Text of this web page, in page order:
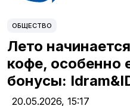
ОБЩЕСТВО
Лето
кофе, особенно
бонусы:
20.05.2026, 15:17